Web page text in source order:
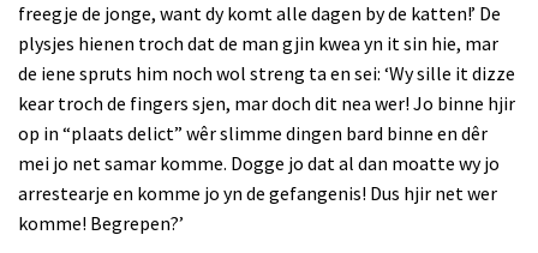
freegje de jonge, want dy komt alle dagen by de katten!’ De
plysjes hienen troch dat de man gjin kwea yn it sin hie, mar
de iene spruts him noch wol streng ta en sei: ‘Wy sille it dizze
kear troch de fingers sjen, mar doch dit nea wer! Jo binne hjir
op in “plaats delict” wêr slimme dingen bard binne en dêr
mei jo net samar komme. Dogge jo dat al dan moatte wy jo
arrestearje en komme jo yn de gefangenis! Dus hjir net wer
komme! Begrepen?’